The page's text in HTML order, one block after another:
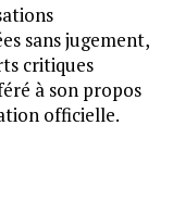
sans jugement,
critiques
à son propos
officielle.